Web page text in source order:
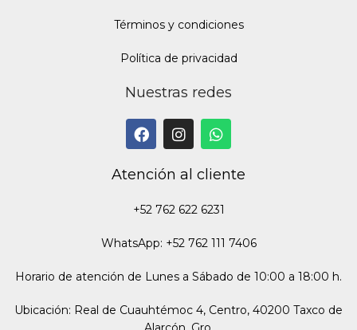
Términos y condiciones
Política de privacidad
Nuestras redes
Atención al cliente
+52 762 622 6231
WhatsApp: +52 762 111 7406
Horario de atención de Lunes a Sábado de 10:00 a 18:00 h.
Ubicación: Real de Cuauhtémoc 4, Centro, 40200 Taxco de